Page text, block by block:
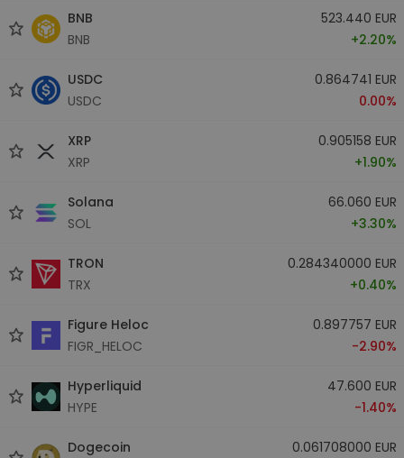
BNB
BNB
523.440 EUR
+2.20%
USDC
USDC
0.864741 EUR
0.00%
XRP
XRP
0.905158 EUR
+1.90%
Solana
SOL
66.060 EUR
+3.30%
TRON
TRX
0.284340000 EUR
+0.40%
Figure Heloc
FIGR_HELOC
0.897757 EUR
-2.90%
Hyperliquid
HYPE
47.600 EUR
-1.40%
Dogecoin
0.061708000 EUR